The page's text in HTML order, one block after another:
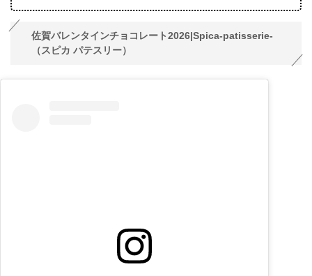
佐賀バレンタインチョコレート2026|Spica-patisserie-
（スピカ パテスリー）